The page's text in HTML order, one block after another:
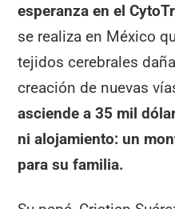
esperanza en el
se realiza en México
tejidos cerebrales
creación de nuevas
asciende a 35 mil
ni alojamiento: un
para su familia.